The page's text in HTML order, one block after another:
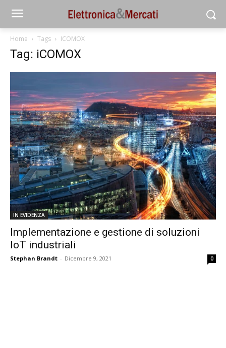
Home Tags ICOMOX
Tag: iCOMOX
IN EVIDENZA
Implementazione e gestione di soluzioni
IoT industriali
Stephan Brandt - Dicembre 9, 2021 0